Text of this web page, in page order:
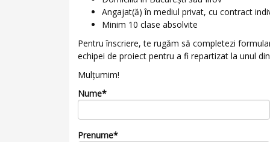
Angajat(ă) în mediul privat, cu contract
Minim 10 clase absolvite
Pentru înscriere, te rugăm să completezi
echipei de proiect pentru a fi repartizat la unul
Mulțumim!
Nume*
Prenume*